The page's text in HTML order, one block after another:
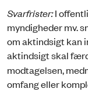
Svarfrister:I
myndigheder mv.
om aktindsigt kan
aktindsigt skal
modtagelsen,
omfang eller